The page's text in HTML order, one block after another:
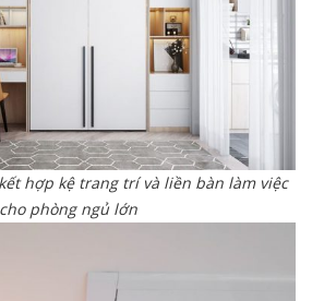
hợp kệ trang trí và liền bàn làm việc
cho phòng ngủ lớn